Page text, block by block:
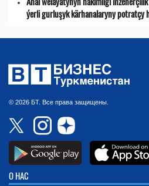
ýerli gurluşyk kärhanalaryny potratçy
© 2026 БТ. Все права защищены.
О НАС